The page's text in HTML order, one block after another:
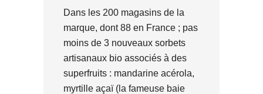
Dans les 200 magasins de la
marque, dont 88 en France ; pas
moins de 3 nouveaux sorbets
artisanaux bio associés à des
superfruits : mandarine acérola,
myrtille açaï (la fameuse baie